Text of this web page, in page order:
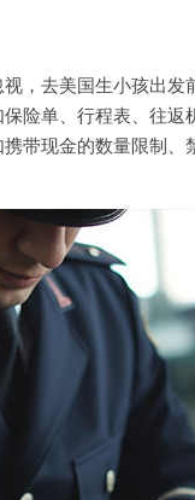
去美国生小孩出发
险单、行程表、往
带现金的数量限制